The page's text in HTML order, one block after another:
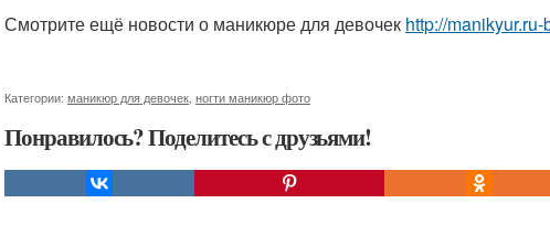
Смотрите ещё новости о маникюре для девочек http://
Категории: маникюр для девочек ногти маникюр фото
Понравилось? Поделитесь с друзьями!